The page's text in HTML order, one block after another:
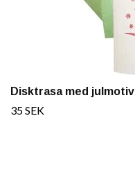
Disktrasa med julmotiv
35 SEK